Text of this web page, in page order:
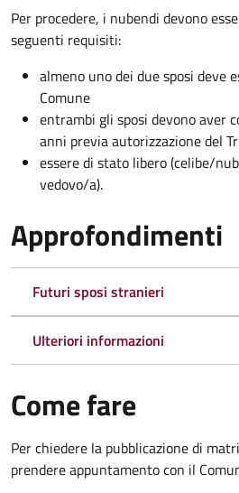
Per procedere, i nubendi devono
seguenti requisiti:
almeno uno dei due sposi deve
Comune
entrambi gli sposi devono aver
anni previa autorizzazione del
essere di stato libero (celibe/
vedovo/a).
Approfondimenti
Futuri sposi stranieri
Ulteriori informazioni
Come fare
Per chiedere la pubblicazione di
prendere appuntamento con il